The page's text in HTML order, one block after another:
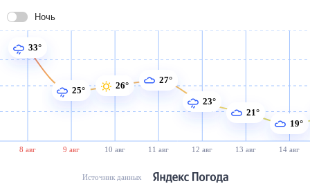
Ночь
8 авг 9 авг 10 авг 11 авг 12 авг 13 авг 14 авг
33°
25° 26°
27°
23°
21°
19°
Источник данных